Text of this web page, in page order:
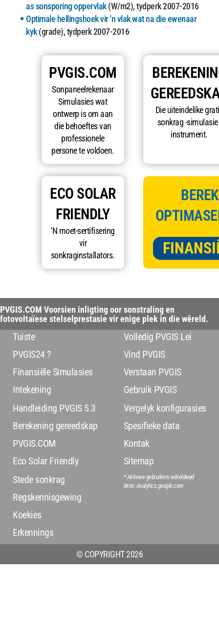
as sonsporing oppervlak(W/m2), tydperk 2007-2016
Optimale hellingshoek vir 'n vlak wat na die ewenaar
kyk(grade), tydperk 2007-2016
PVGIS.COM
Sonpaneelrekenaar
Simulasies wat
ontwerp is om aan
die behoeftes van
professionele
persone te voldoen.
Die uiteindelike
sonkrag -simulasie
instrument.
ECO SOLAR
FRIENDLY
'N moet-sertifisering
vir
sonkraginstallators.
PVGIS.COM Voorsien inligting oor sonstraling en
fotovoltaïese stelselprestasie vir enige plek in die wêreld.
Tuiste
PVGIS24 ?
Finansiële Simulasies
Intekening
Handleiding PVGIS 5.3
Berekening gereedskap
PVGIS.COM
Eco Solar Friendly
Stede sonkrag
Regskennisgewing
Koekies
Erkennings
Volledig PVGIS Lei
Vind PVGIS
Verstaan PVGIS
Gebruik PVGIS
Vergelyk konfigurasies
Spesifieke data
Kontak
Sitemap
* Aktiewe gebruikers wêreldwyd
Bron: Analytics.google.com
© COPYRIGHT 2026